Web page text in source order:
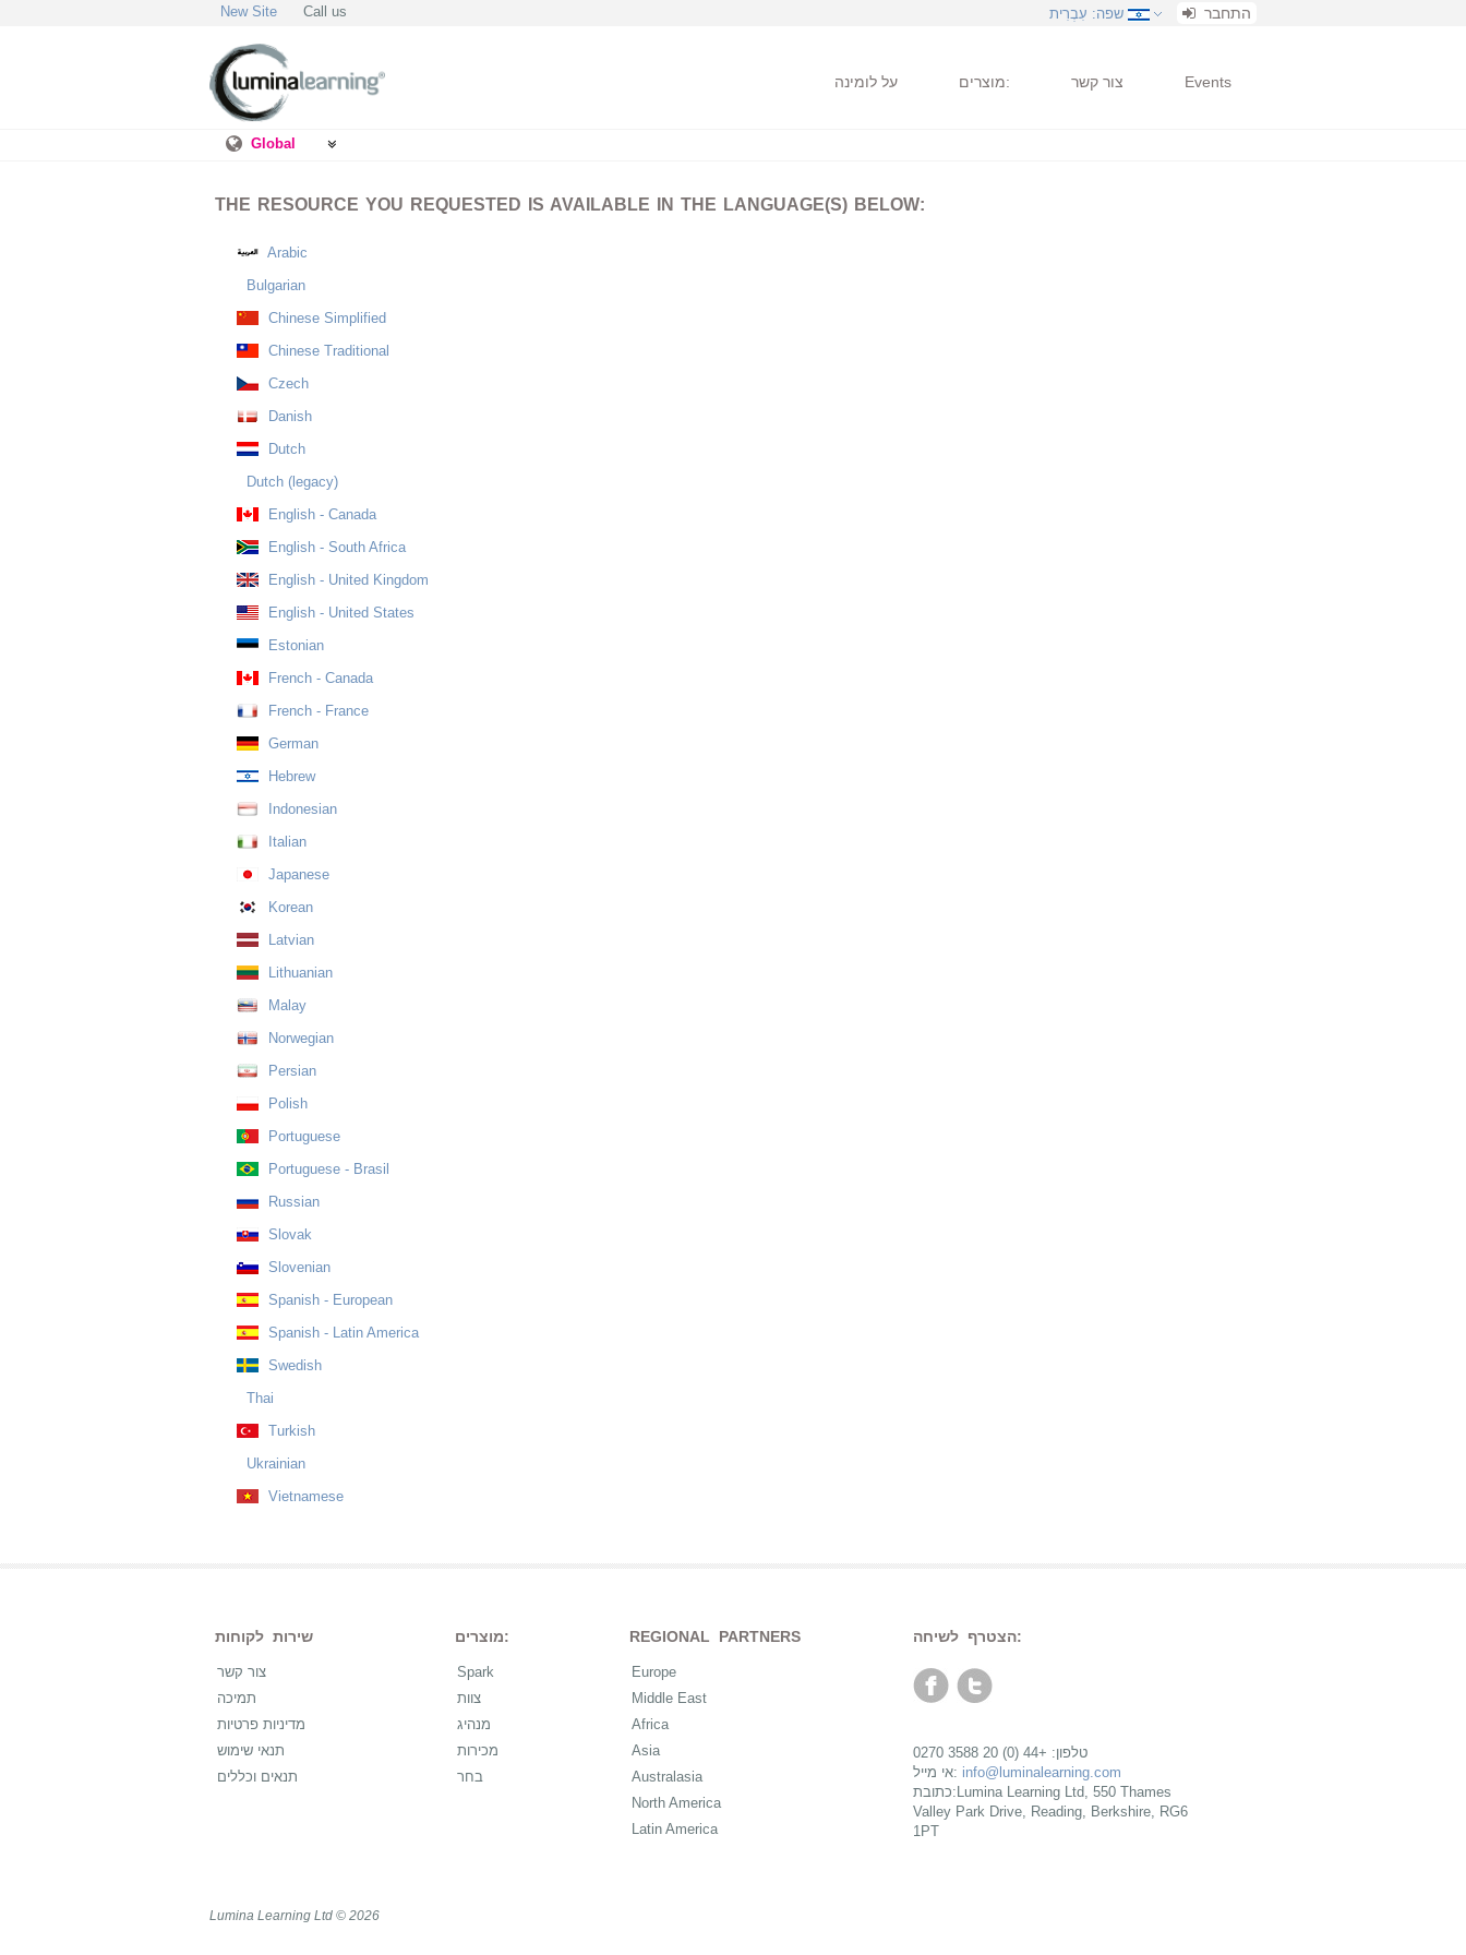
New Site Call us שפה: עִבְרִית התחבר
על לומינה מוצרים: צור קשר Events
Global
THE RESOURCE YOU REQUESTED IS AVAILABLE IN THE LANGUAGE(S) BELOW:
Arabic
Bulgarian
Chinese Simplified
Chinese Traditional
Czech
Danish
Dutch
Dutch (legacy)
English - Canada
English - South Africa
English - United Kingdom
English - United States
Estonian
French - Canada
French - France
German
Hebrew
Indonesian
Italian
Japanese
Korean
Latvian
Lithuanian
Malay
Norwegian
Persian
Polish
Portuguese
Portuguese - Brasil
Russian
Slovak
Slovenian
Spanish - European
Spanish - Latin America
Swedish
Thai
Turkish
Ukrainian
Vietnamese
שירות לקוחות
צור קשר
תמיכה
מדיניות פרטיות
תנאי שימוש
תנאים וכללים
מוצרים:
Spark
צוות
מנהיג
מכירות
בחר
REGIONAL PARTNERS
Europe
Middle East
Africa
Asia
Australasia
North America
Latin America
הצטרף לשיחה:
טלפון: +44 (0) 20 3588 0270
אי מייל: info@luminalearning.com
כתובת:Lumina Learning Ltd, 550 Thames
Valley Park Drive, Reading, Berkshire, RG6
1PT
Lumina Learning Ltd © 2026